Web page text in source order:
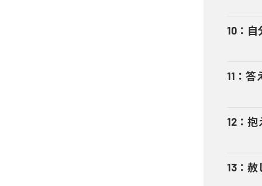
10 ： 自
11 ： 答
12 ： 抱
13 ： 赦